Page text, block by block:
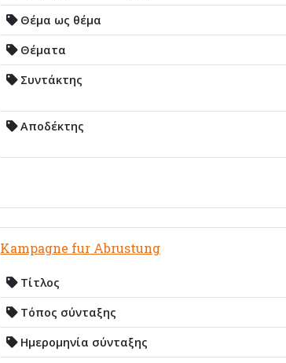
Θέμα ως θέμα
Θέματα
Συντάκτης
Αποδέκτης
Kampagne fur Abrustung
Τίτλος
Τόπος σύνταξης
Ημερομηνία σύνταξης